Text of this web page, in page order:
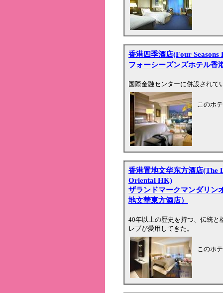
香港四季酒店(Four
フォーシーズンズホテル香
国際金融センターに併設されて
このホ
香港置地文华东方酒店(The
Oriental HK)
ザランドマークマンダリン
地文華東方酒店）
40年以上の歴史を持つ、伝統と
レブが愛用してきた。
このホ